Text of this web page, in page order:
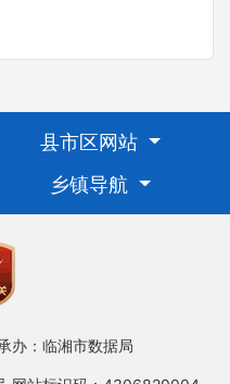
县市区网站
乡镇导航
办：临湘市数据局